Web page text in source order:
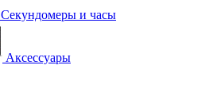
Секундомеры и часы
Аксессуары